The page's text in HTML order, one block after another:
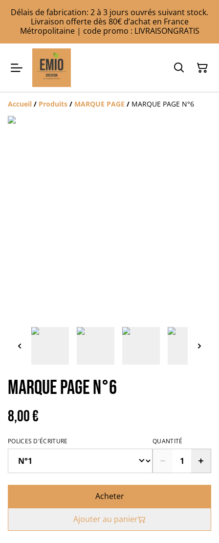
Délais de fabrication: 2 à 3 jours ouvrés suivant stock.
Livraison offerte dès 80€ d’achat en France
Métropolitaine | code promo : LIVRAISONGRATIS
Accueil / Produits / MARQUE PAGE / MARQUE PAGE N°6
MARQUE PAGE N°6
8,00 €
POLICES D'ÉCRITURE QUANTITÉ
Acheter
Ajouter au panier